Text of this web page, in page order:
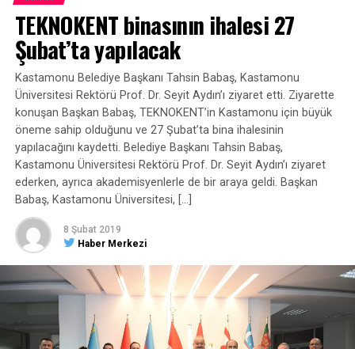
projeye başlamadan önce araştırmalarımızı yaptık.
Literatürde artırılmış gerçeklik, izohips haritası ve kum
havuzu olarak geçen bu proje en kısa sürede ve en an az
maliyetle nasıl yapılabilir diye bilgisayar öğretmenimiz
Burhan Bey ile birlikte detaylarına kadar konuştuk,
kararlaştırdık. Yüksek bir maliyet 30 bin lira civarında bir
maliyet çıktı. Ama biz bunu en aza ne kadar indirebiliriz
diye hesaplarımızı yaptık ve bin lira civarında bunun
maliyetini düşürdük. Amacımız neydi: amacımız ilkokulda
hayat bilgisi ve sosyal bilgiler dersinden ortaokulda sosyal
bilgiler derslerinde yine lise, coğrafya derslerinde yeryüzü
şekilleri plato, ova, dağdır bunları öğretmek gerçekten çok
zor oluyor. Bunu daha kalıcı nasıl öğretiriz diye düşündük.
Tasarladığımız bu materyal sayesinde daha kısa sürede
daha kalıcı öğretmeyi amaçladık ve yaptığımız uygulamalar
sonucunda da bunu bizzat gördük” dedi” dedi.
“Sosyal Bilgiler Öğretmenimiz böyle bir proje ile
geldiğinde önce nasıl yapabiliriz diye düşündük”
TEKNOKENT binasının ihalesi 27
Şubat’ta yapılacak
Kastamonu Belediye Başkanı Tahsin Babaş, Kastamonu
Üniversitesi Rektörü Prof. Dr. Seyit Aydın’ı ziyaret etti. Ziyarette
konuşan Başkan Babaş, TEKNOKENT’in Kastamonu için büyük
öneme sahip olduğunu ve 27 Şubat’ta bina ihalesinin
yapılacağını kaydetti. Belediye Başkanı Tahsin Babaş,
Kastamonu Üniversitesi Rektörü Prof. Dr. Seyit Aydın’ı ziyaret
ederken, ayrıca akademisyenlerle de bir araya geldi. Başkan
Babaş, Kastamonu Üniversitesi, […]
8 Şubat 2019
Haber Merkezi